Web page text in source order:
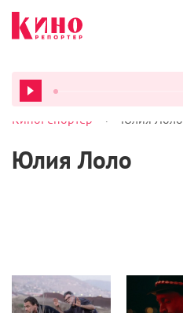
ВСЕ ПОДКАСТЫ
КиноРепортер > Юлия Лоло
Юлия Лоло